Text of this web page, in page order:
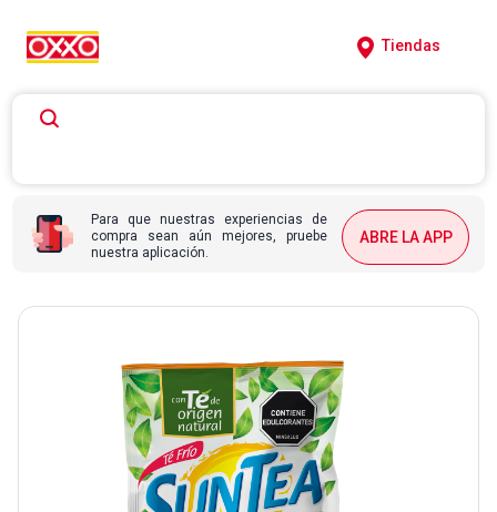
Tiendas
Para que nuestras experiencias de
compra sean aún mejores, pruebe
nuestra aplicación.
ABRE LA APP